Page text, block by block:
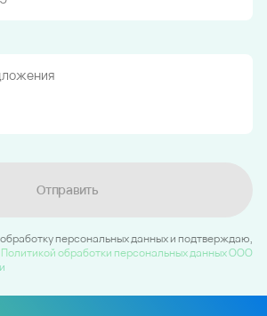
Отправить
персональных данных и подтверждаю,
Политикой обработки персональных данных ООО